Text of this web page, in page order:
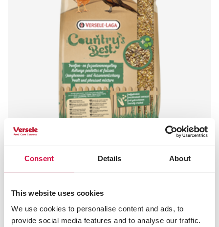
Consent Details About
This website uses cookies
We use cookies to personalise content and ads, to
provide social media features and to analyse our traffic.
COUNTRY'S BEST
GRA-MIX Mélange pour poules et
Mélange avec du maïs grossièrement